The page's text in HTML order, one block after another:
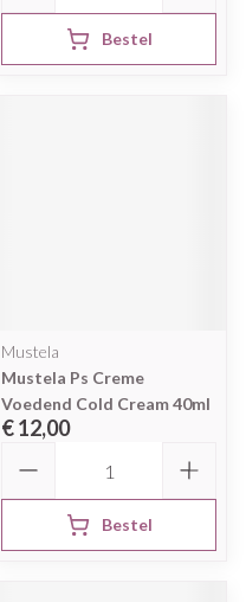
Bestel
Mustela
Mustela Ps Creme
Voedend Cold Cream 40ml
€ 12,00
Bestel